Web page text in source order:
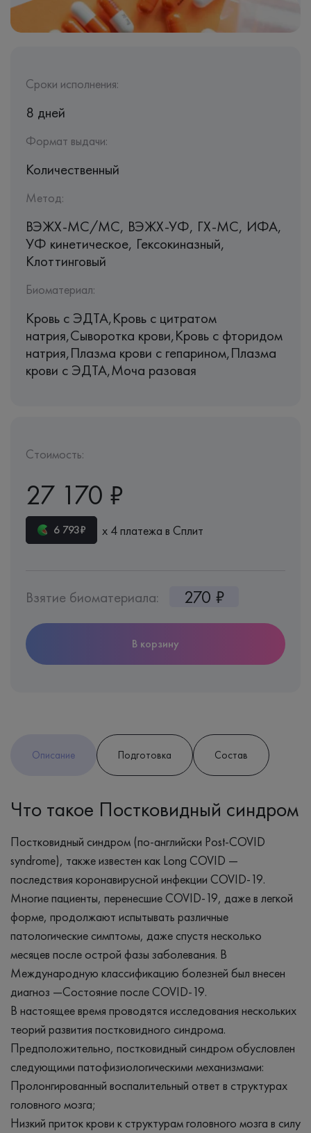
Сроки исполнения:
8 дней
Формат выдачи:
Количественный
Метод:
ВЭЖХ-МС/МС, ВЭЖХ-УФ, ГХ-МС, ИФА,
УФ кинетическое, Гексокиназный,
Клоттинговый
Биоматериал:
Кровь c ЭДТА,Кровь с цитратом
натрия,Сыворотка крови,Кровь с фторидом
натрия,Плазма крови с гепарином,Плазма
крови с ЭДТА,Моча разовая
Стоимость:
27 170 ₽
6 793₽ х 4 платежа в Сплит
Взятие биоматериала: 270 ₽
В корзину
Описание Подготовка Состав
Что такое Постковидный синдром
Постковидный синдром (по-английски Post-COVID
syndrome), также известен как Long COVID —
последствия коронавирусной инфекции COVID-19.
Многие пациенты, перенесшие COVID-19, даже в легкой
форме, продолжают испытывать различные
патологические симптомы, даже спустя несколько
месяцев после острой фазы заболевания. В
Международную классификацию болезней был внесен
диагноз —Состояние после COVID-19.
В настоящее время проводятся исследования нескольких
теорий развития постковидного синдрома.
Предположительно, постковидный синдром обусловлен
следующими патофизиологическими механизмами:
Пролонгированный воспалительный ответ в структурах
головного мозга;
Низкий приток крови к структурам головного мозга в силу